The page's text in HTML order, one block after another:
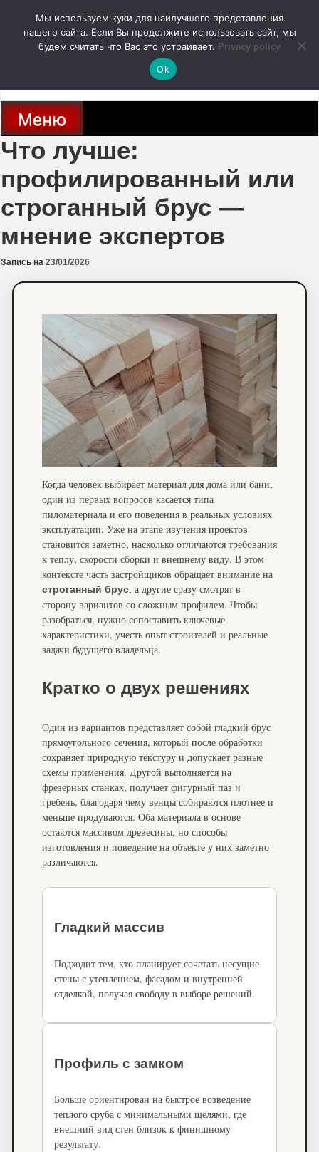
содержимому
autodoc24.ru
Новости про современные автомобили и не только, новинки зарубежного
и отечественного автопрома
Меню
Что лучше:
профилированный или
строганный брус —
мнение экспертов
Запись на 23/01/2026
Когда человек выбирает материал для дома или бани,
один из первых вопросов касается типа
пиломатериала и его поведения в реальных условиях
эксплуатации. Уже на этапе изучения проектов
становится заметно, насколько отличаются требования
к теплу, скорости сборки и внешнему виду. В этом
контексте часть застройщиков обращает внимание на
строганный брус, а другие сразу смотрят в
сторону вариантов со сложным профилем. Чтобы
разобраться, нужно сопоставить ключевые
характеристики, учесть опыт строителей и реальные
задачи будущего владельца.
Кратко о двух решениях
Один из вариантов представляет собой гладкий брус
прямоугольного сечения, который после обработки
сохраняет природную текстуру и допускает разные
схемы применения. Другой выполняется на
фрезерных станках, получает фигурный паз и
гребень, благодаря чему венцы собираются плотнее и
меньше продуваются. Оба материала в основе
остаются массивом древесины, но способы
изготовления и поведение на объекте у них заметно
различаются.
Гладкий массив
Подходит тем, кто планирует сочетать несущие
стены с утеплением, фасадом и внутренней
отделкой, получая свободу в выборе решений.
Профиль с замком
Больше ориентирован на быстрое возведение
теплого сруба с минимальными щелями, где
внешний вид стен близок к финишному
результату.
Мы используем куки для наилучшего представления
нашего сайта. Если Вы продолжите использовать сайт, мы
будем считать что Вас это устраивает. Privacy policy
Ok